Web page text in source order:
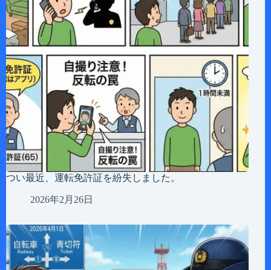
つい最近、運転免許証を紛失しました。
2026年2月26日